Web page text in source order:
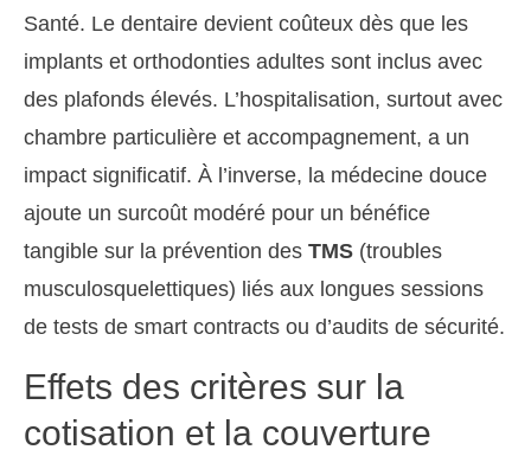
Santé. Le dentaire devient coûteux dès que les
implants et orthodonties adultes sont inclus avec
des plafonds élevés. L’hospitalisation, surtout avec
chambre particulière et accompagnement, a un
impact significatif. À l’inverse, la médecine douce
ajoute un surcoût modéré pour un bénéfice
tangible sur la prévention des TMS (troubles
musculosquelettiques) liés aux longues sessions
de tests de smart contracts ou d’audits de sécurité.
Effets des critères sur la
cotisation et la couverture